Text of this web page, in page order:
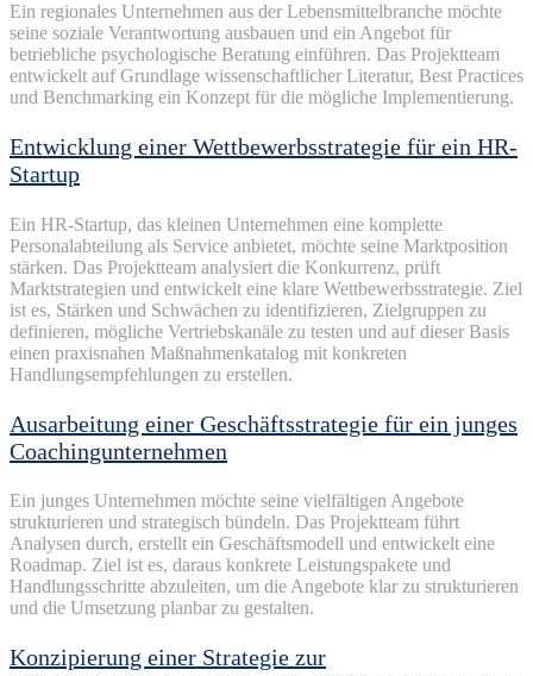
Ein regionales Unternehmen aus der Lebensmittelbranche möchte
seine soziale Verantwortung ausbauen und ein Angebot für
betriebliche psychologische Beratung einführen. Das Projektteam
entwickelt aufGrundlage wissenschaftlicher Literatur, Best Practices
und Benchmarking ein Konzept für die mögliche Implementierung.
Entwicklung einer Wettbewerbsstrategie für ein HR-
Startup
Ein HR-Startup, das kleinen Unternehmen eine komplette
Personalabteilung als Service anbietet, möchte seine Marktposition
stärken. Das Projektteam analysiert die Konkurrenz, prüft
Marktstrategien und entwickelt eine klare Wettbewerbsstrategie. Ziel
ist es, Stärken und Schwächen zu identifizieren, Zielgruppen zu
definieren, mögliche Vertriebskanäle zu testen und auf dieser Basis
einen praxisnahen Maßnahmenkatalog mit konkreten
Handlungsempfehlungen zu erstellen.
Ausarbeitung einer Geschäftsstrategie für ein junges
Coachingunternehmen
Ein junges Unternehmen möchte seine vielfältigen Angebote
strukturieren und strategisch bündeln. Das Projektteam führt
Analysen durch, erstellt ein Geschäftsmodell und entwickelt eine
Roadmap. Ziel ist es, daraus konkrete Leistungspakete und
Handlungsschritte abzuleiten, um die Angebote klar zu strukturieren
und die Umsetzung planbar zu gestalten.
Konzipierung einer Strategie zur